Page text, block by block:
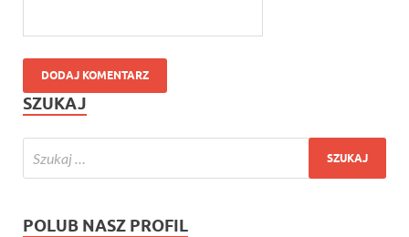
SZUKAJ
POLUB NASZ PROFIL